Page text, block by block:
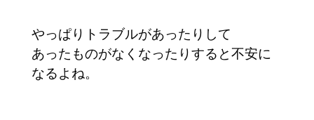
やっぱりトラブルがあったりして
あったものがなくなったりすると不安に
なるよね。